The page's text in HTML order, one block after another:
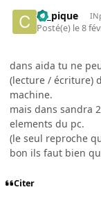
ca_pique
Posté(e) le 8
dans aida tu ne
(lecture / écriture)
machine.
mais dans sandra
elements du pc.
(le seul reproche
bon ils faut bien
Citer